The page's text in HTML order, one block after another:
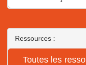
Ressources :